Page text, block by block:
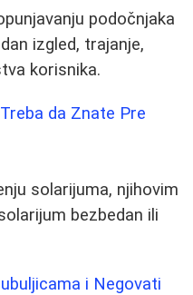
podočnjaka
izgled, trajanje,
korisnika.
da Znate Pre
solarijuma, njihovim
bezbedan ili
i Negovati